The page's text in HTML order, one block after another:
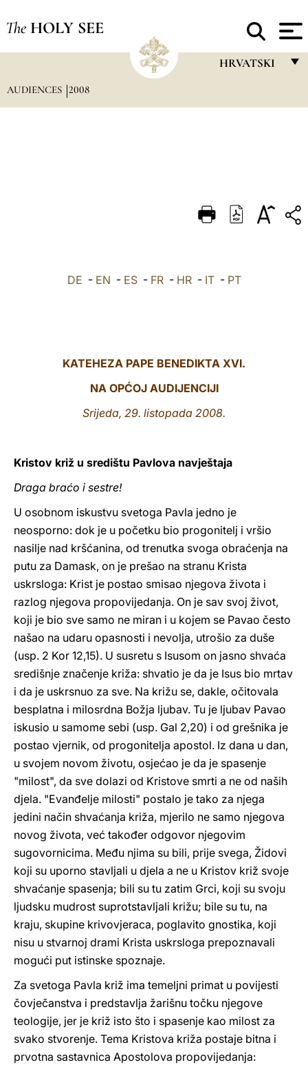
The HOLY SEE
HRVATSKI
DEUTSCH
العربيّة
AUDIENCES 2008
DE - EN - ES- FR- HR- IT- PT
KATEHEZA PAPE BENEDIKTA XVI.
NA OPĆOJ AUDIJENCIJI
Srijeda, 29. listopada 2008.
Kristov križ u središtu Pavlova navještaja
Draga braćo i sestre!
U osobnom iskustvu svetoga Pavla jedno je
neosporno: dok je u početku bio progonitelj i vršio
nasilje nad kršćanina, od trenutka svoga obraćenja na
putu za Damask, on je prešao na stranu Krista
uskrsloga: Krist je postao smisao njegova života i
razlog njegova propovijedanja. On je sav svoj život,
koji je bio sve samo ne miran i u kojem se Pavao često
našao na udaru opasnosti i nevolja, utrošio za duše
(usp. 2 Kor 12,15). U susretu s Isusom on jasno shvaća
središnje značenje križa: shvatio je da je Isus bio mrtav
i da je uskrsnuo za sve. Na križu se, dakle, očitovala
besplatna i milosrdna Božja ljubav. Tu je ljubav Pavao
iskusio u samome sebi (usp. Gal 2,20) i od grešnika je
postao vjernik, od progonitelja apostol. Iz dana u dan,
u svojem novom životu, osjećao je da je spasenje
"milost", da sve dolazi od Kristove smrti a ne od naših
djela. "Evanđelje milosti" postalo je tako za njega
jedini način shvaćanja križa, mjerilo ne samo njegova
novog života, već također odgovor njegovim
sugovornicima. Među njima su bili, prije svega, Židovi
koji su uporno stavljali u djela a ne u Kristov križ svoje
shvaćanje spasenja; bili su tu zatim Grci, koji su svoju
ljudsku mudrost suprotstavljali križu; bile su tu, na
kraju, skupine krivovjeraca, poglavito gnostika, koji
nisu u stvarnoj drami Krista uskrsloga prepoznavali
mogući put istinske spoznaje.
Za svetoga Pavla križ ima temeljni primat u povijesti
čovječanstva i predstavlja žarišnu točku njegove
teologije, jer je križ isto što i spasenje kao milost za
svako stvorenje. Tema Kristova križa postaje bitna i
prvotna sastavnica Apostolova propovijedanja: